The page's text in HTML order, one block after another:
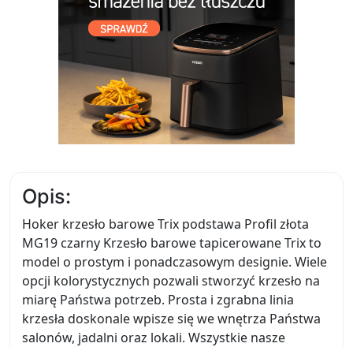
Opis:
Hoker krzesło barowe Trix podstawa Profil złota
MG19 czarny Krzesło barowe tapicerowane Trix to
model o prostym i ponadczasowym designie. Wiele
opcji kolorystycznych pozwali stworzyć krzesło na
miarę Państwa potrzeb. Prosta i zgrabna linia
krzesła doskonale wpisze się we wnętrza Państwa
salonów, jadalni oraz lokali. Wszystkie nasze